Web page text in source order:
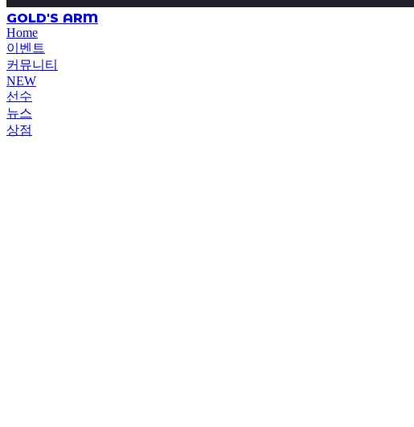
GOLD'S ARM
Home
이벤트
커뮤니티
NEW
선수
뉴스
상점